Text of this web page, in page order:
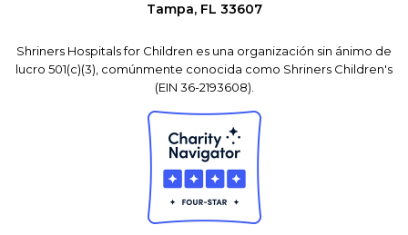
Tampa, FL 33607
Shriners Hospitals for Children es una organización sin ánimo de
lucro 501(c)(3), comúnmente conocida como Shriners Children's
(EIN 36-2193608).